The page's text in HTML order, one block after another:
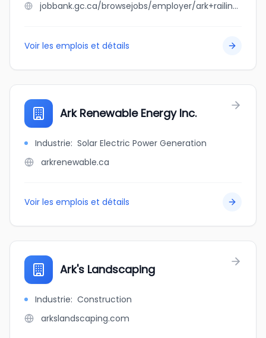
jobbank.gc.ca/browsejobs/employer/ark+railing+ltd./ca
Voir les emplois et détails
Ark Renewable Energy Inc.
Industrie: Solar Electric Power Generation
arkrenewable.ca
Voir les emplois et détails
Ark's Landscaping
Industrie: Construction
arkslandscaping.com